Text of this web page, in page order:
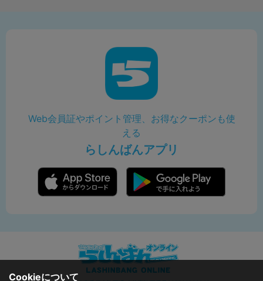
Web会員証やポイント管理、お得なクーポンも使
える
らしんばんアプリ
Cookieについて